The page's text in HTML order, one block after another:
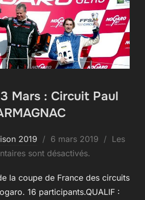
Mars : Circuit Paul
2019
Publié
le
6 mars 2019
Les
sont désactivés.
la coupe de France des circuits
16 participants.QUALIF :